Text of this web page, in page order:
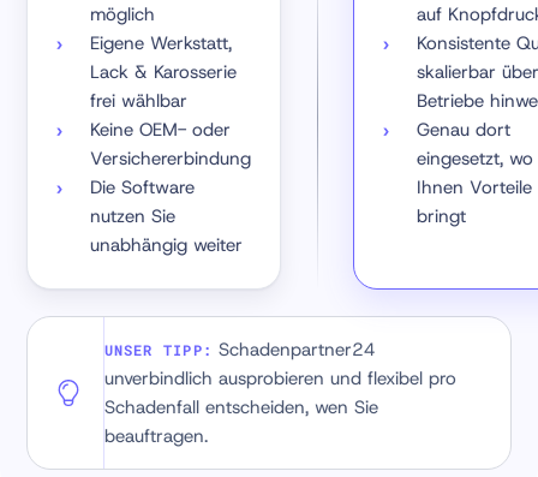
möglich
Eigene Werkstatt,
Lack & Karosserie
frei wählbar
Keine OEM- oder
Versichererbindung
Die Software
nutzen Sie
unabhängig weiter
auf
Konsistente
skalierbar
Betriebe
Genau dort
eingesetzt, wo
Ihnen Vorteile
bringt
UNSER TIPP
Schadenpartner24
unverbindlich ausprobieren und flexibel pro
Schadenfall entscheiden, wen Sie
beauftragen.